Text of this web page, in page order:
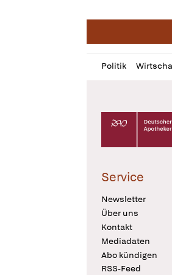
Politik
Profil
öffnen
Daz
Pur
Deutscher
Service
Newsletter
Über uns
Kontakt
Mediadaten
Abo kündigen
RSS-Feed